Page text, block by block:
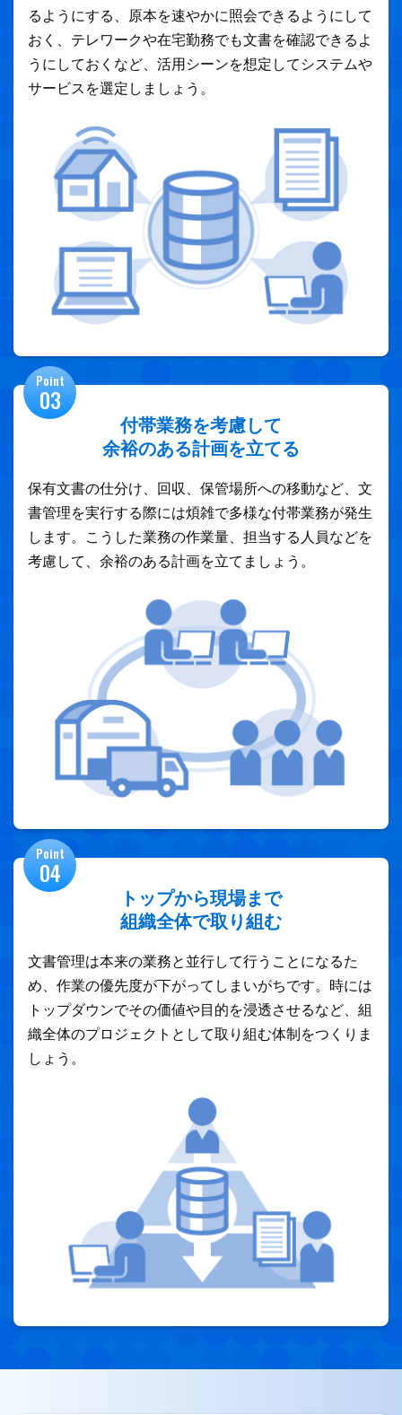
るようにする、原本を速やかに照会できるようにして
おく、テレワークや在宅勤務でも文書を確認できるよ
うにしておくなど、活用シーンを想定してシステムや
サービスを選定しましょう。
Point
03
付帯業務を考慮して
余裕のある計画を立てる
保有文書の仕分け、回収、保管場所への移動など、文
書管理を実行する際には煩雑で多様な付帯業務が発生
します。こうした業務の作業量、担当する人員などを
考慮して、余裕のある計画を立てましょう。
Point
04
トップから現場まで
組織全体で取り組む
文書管理は本来の業務と並行して行うことになるた
め、作業の優先度が下がってしまいがちです。時には
トップダウンでその価値や目的を浸透させるなど、組
織全体のプロジェクトとして取り組む体制をつくりま
しょう。